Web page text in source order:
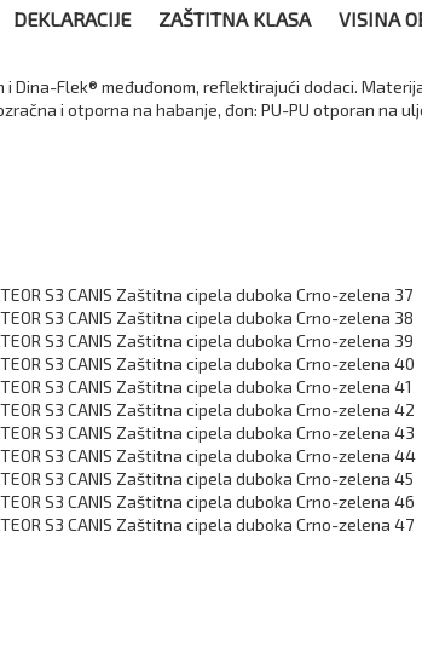
DEKLARACIJE ZAŠTITNA KLASA VISINA
Flek® međuđonom, reflektirajući dodaci.
i otporna na habanje, đon: PU-PU otporan na
S3 CANIS Zaštitna cipela duboka Crno-zelena 37
S3 CANIS Zaštitna cipela duboka Crno-zelena 38
S3 CANIS Zaštitna cipela duboka Crno-zelena 39
S3 CANIS Zaštitna cipela duboka Crno-zelena 40
S3 CANIS Zaštitna cipela duboka Crno-zelena 41
S3 CANIS Zaštitna cipela duboka Crno-zelena 42
S3 CANIS Zaštitna cipela duboka Crno-zelena 43
S3 CANIS Zaštitna cipela duboka Crno-zelena 44
S3 CANIS Zaštitna cipela duboka Crno-zelena 45
S3 CANIS Zaštitna cipela duboka Crno-zelena 46
S3 CANIS Zaštitna cipela duboka Crno-zelena 47